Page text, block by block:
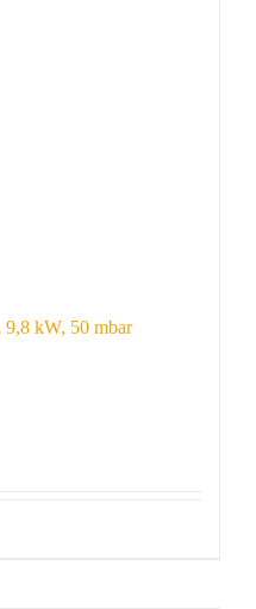
kW, 50 mbar